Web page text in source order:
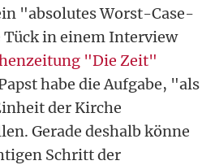
"absolutes Worst-Case-
in einem Interview
"Die Zeit"
habe die Aufgabe, "als
der Kirche
Gerade deshalb könne
Schritt der